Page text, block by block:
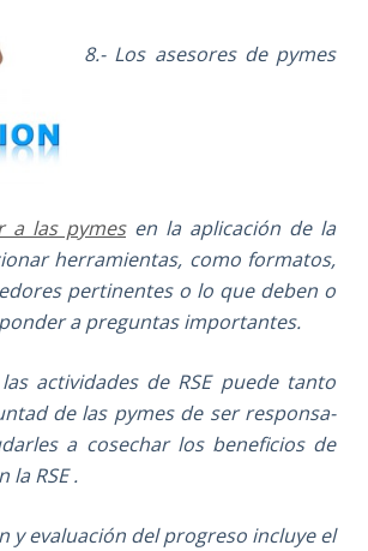
8.- Los asesores de pymes
a las pymesen la aplicación de la
herramientas, como formatos,
pertinentes o lo que deben o
a preguntas importantes.
actividades de RSE puede tanto
de las pymes de ser responsa­
a cosechar los beneficios de
la RSE .
y evaluación del progreso incluye el